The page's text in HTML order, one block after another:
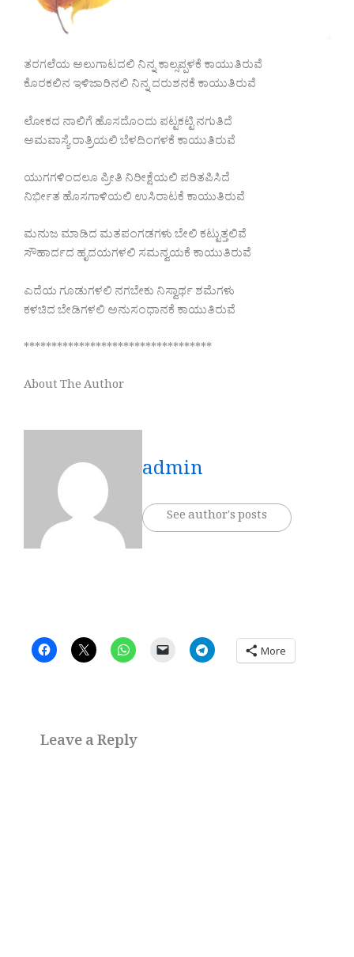
ತರಗಲೆಯ ಅಲುಗಾಟದಲಿ ನಿನ್ನ ಕಾಲ್ಸಪ್ಪಳಕೆ ಕಾಯುತಿರುವೆ
ಕೊರಕಲಿನ ಇಳಿಜಾರಿನಲಿ ನಿನ್ನ ದರುಶನಕೆ ಕಾಯುತಿರುವೆ
ಲೋಕದ ನಾಲಿಗೆ ಹೊಸದೊಂದು ಪಟ್ಟಕಟ್ಟಿ ನಗುತಿದೆ
ಅಮವಾಸ್ಯೆ ರಾತ್ರಿಯಲಿ ಬೆಳದಿಂಗಳಕೆ ಕಾಯುತಿರುವೆ
ಯುಗಗಳಿಂದಲೂ ಪ್ರೀತಿ ನಿರೀಕ್ಷೆಯಲಿ ಪರಿತಪಿಸಿದೆ
ನಿರ್ಭೀತ ಹೊಸಗಾಳಿಯಲಿ ಉಸಿರಾಟಕೆ ಕಾಯುತಿರುವೆ
ಮನುಜ ಮಾಡಿದ ಮತಪಂಗಡಗಳು ಬೇಲಿ ಕಟ್ಟುತ್ತಲಿವೆ
ಸೌಹಾರ್ದದ ಹೃದಯಗಳಲಿ ಸಮನ್ವಯಕೆ ಕಾಯುತಿರುವೆ
ಎದೆಯ ಗೂಡುಗಳಲಿ ನಗಬೇಕು ನಿಸ್ವಾರ್ಥ ಶಮೆಗಳು
ಕಳಚಿದ ಬೇಡಿಗಳಲಿ ಅನುಸಂಧಾನಕೆ ಕಾಯುತಿರುವೆ
**********************************
About The Author
admin
See author's posts
More
Leave a Reply